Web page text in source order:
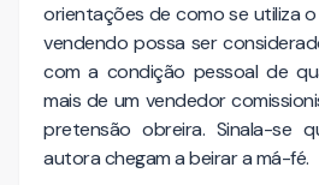
orientações de como se utiliza
vendendo possa ser
com a condição pessoal de
mais de um vendedor
pretensão obreira. Sinala-se
autora chegam a beirar a má-fé.